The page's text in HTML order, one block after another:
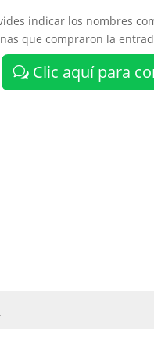
indicar los nombres
que compraron la
Clic aquí para